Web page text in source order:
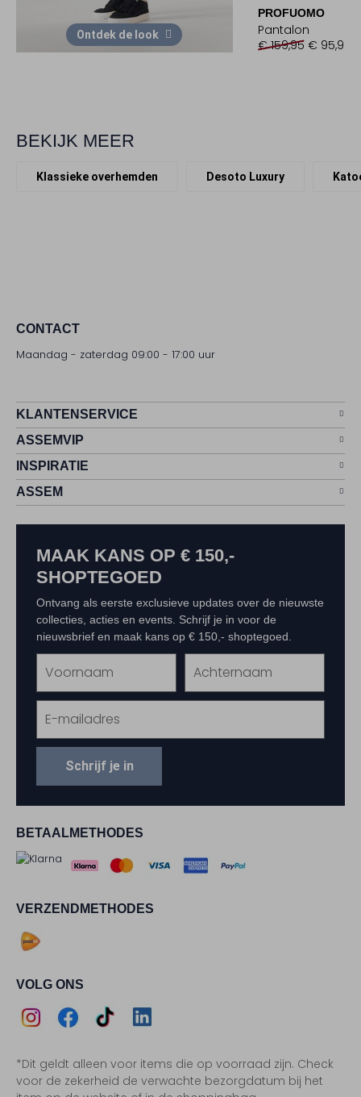
Ontdek de look
PROFUOMO
Pantalon
€ 159,95 € 95,99
BEKIJK MEER
Klassieke overhemden Desoto Luxury
CONTACT
Maandag - zaterdag 09:00 - 17:00 uur
KLANTENSERVICE
ASSEMVIP
INSPIRATIE
ASSEM
BETAALMETHODES
VERZENDMETHODES
VOLG ONS
Instagram
Facebook
TikTokLinkedIn
*Dit geldt alleen voor items die op voorraad zijn. Check
voor de zekerheid de verwachte bezorgdatum bij het
MAAK KANS OP € 150,-
SHOPTEGOED
Ontvang als eerste exclusieve updates over de nieuwste
collecties, acties en events. Schrijf je in voor de
nieuwsbrief en maak kans op € 150,- shoptegoed.
Schrijf je in